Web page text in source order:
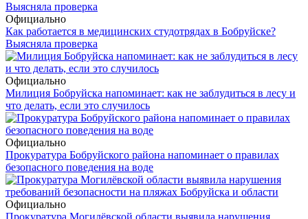
Официально
Как работается в медицинских студотрядах в Бобруйске?
Выясняла проверка
Официально
Милиция Бобруйска напоминает: как не заблудиться в лесу и
что делать, если это случилось
Официально
Прокуратура Бобруйского района напоминает о правилах
безопасного поведения на воде
Официально